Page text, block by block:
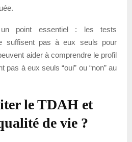
point essentiel : les tests
suffisent pas à eux seuls pour
aider à comprendre le profil
pas à eux seuls “oui” ou “non” au
le TDAH et
de vie ?